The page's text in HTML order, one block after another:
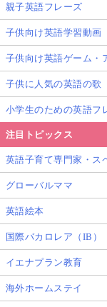
親子英語フレーズ
子供向け英語学習動画
子供向け英語ゲーム・
子供に人気の英語の歌
小学生のための英語フ
注目トピックス
英語子育て専門家・ス
グローバルママ
英語絵本
国際バカロレア（IB）
イエナプラン教育
海外ホームステイ